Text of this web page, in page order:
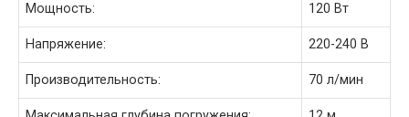
Мощность: 120 Вт
Напряжение: 220-240 В
Производительность: 70 л/мин